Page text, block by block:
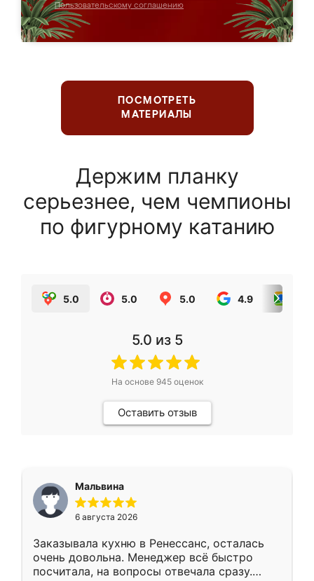
Пользовательскому соглашению
ПОСМОТРЕТЬ
МАТЕРИАЛЫ
Держим планку
серьезнее, чем чемпионы
по фигурному катанию
5.0 5.0 5.0 4.9
5.0 из 5
На основе 945оценок
Оставить отзыв
Мальвина
6 августа 2026
Заказывала кухню в Ренессанс, осталась
очень довольна. Менеджер всё быстро
посчитала, на вопросы отвечала сразу.